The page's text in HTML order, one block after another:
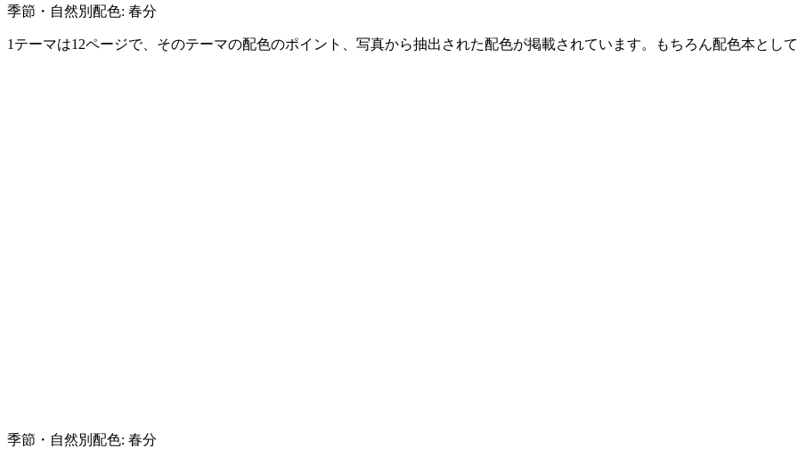
季節・自然別配色: 春分
1テーマは12ページで、そのテーマの配色のポイント、写真から抽出された配色が掲載されています。もちろん配色本とし
季節・自然別配色: 春分